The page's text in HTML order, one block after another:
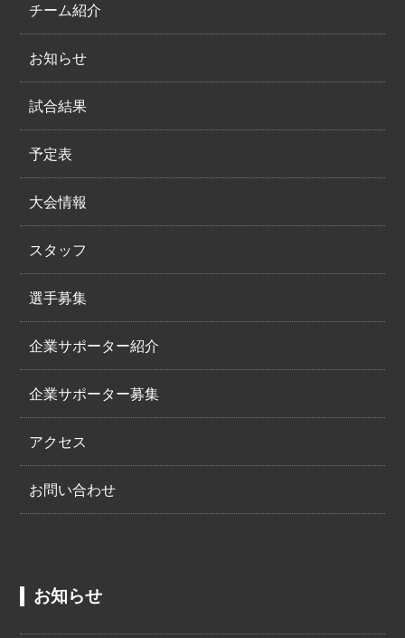
チーム紹介
お知らせ
試合結果
予定表
大会情報
スタッフ
選手募集
企業サポーター紹介
企業サポーター募集
アクセス
お問い合わせ
お知らせ